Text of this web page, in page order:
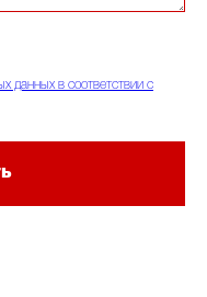
данных в соответствии с